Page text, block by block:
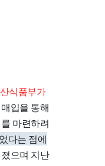
식품부가
매입을 통해
마련하려
다는 점에
으며 지난